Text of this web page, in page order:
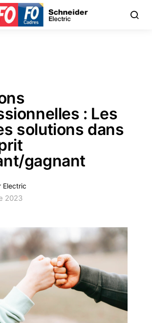
: Les
solutions dans
gagnant
Electric
2023